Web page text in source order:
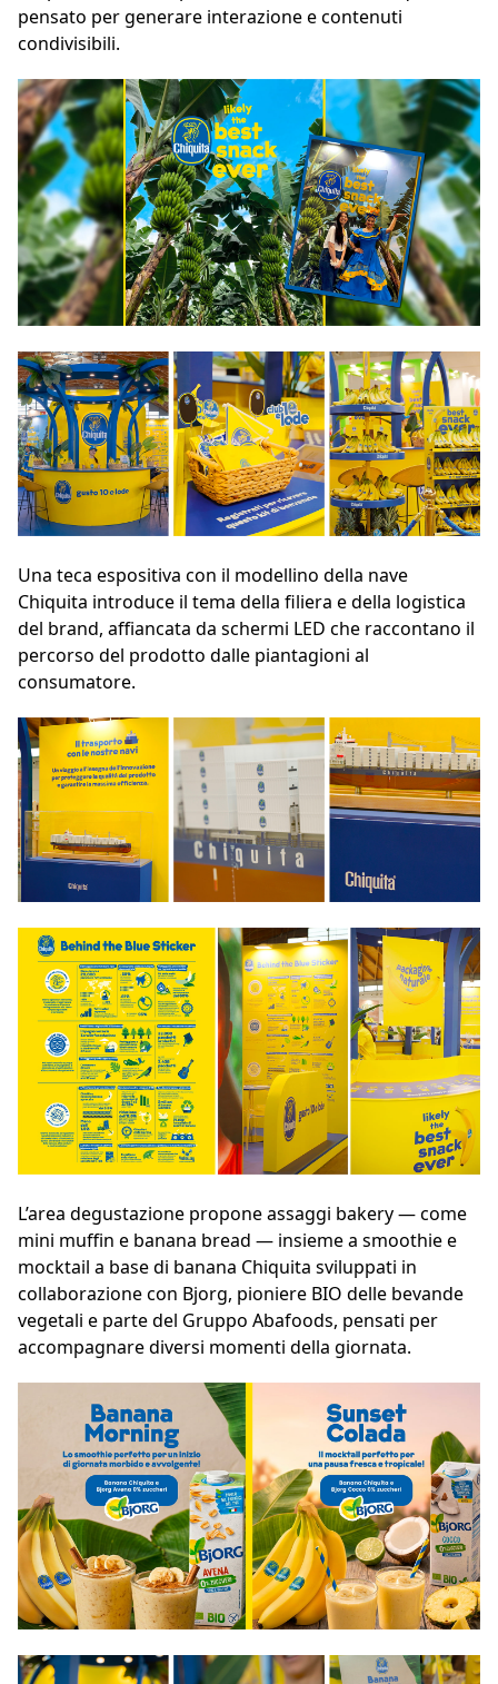
pensato per generare interazione e contenuti
condivisibili.
Una teca espositiva con il modellino della nave
Chiquita introduce il tema della filiera e della logistica
del brand, affiancata da schermi LED che raccontano il
percorso del prodotto dalle piantagioni al
consumatore.
L’area degustazione propone assaggi bakery — come
mini muffin e banana bread — insieme a smoothie e
mocktail a base di banana Chiquita sviluppati in
collaborazione con Bjorg, pioniere BIO delle bevande
vegetali e parte del Gruppo Abafoods, pensati per
accompagnare diversi momenti della giornata.